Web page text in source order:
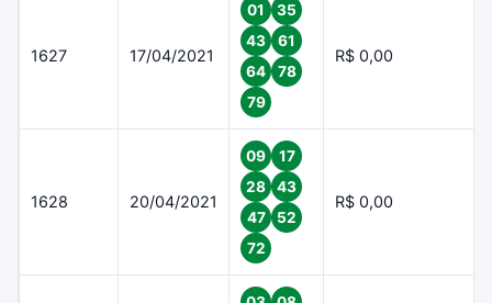
1627 17/04/2021
01
35
43
61
64
78
79
R$ 0,00
1628 20/04/2021
09
17
28
43
47
52
72
R$ 0,00